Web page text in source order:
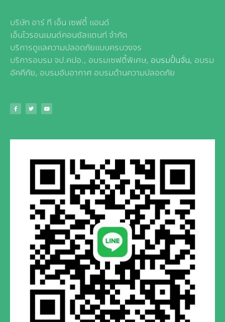
บริษัท อาร์ ที เอ็น เซฟตี้ แอนด์
เอ็นไวรอนเมนต์คอนซัลแตนท์ จำกัด
บริการดูแลความปลอดภัยแบบครบวงจร
บริการอบรม จป.คปอ., อบรมเซฟตี้พิเศษ, อบรมปั้นจั่น, อบรม
อัคคีภัย, อบรมอับอากาศ อบรมด้านความปลอดภัย